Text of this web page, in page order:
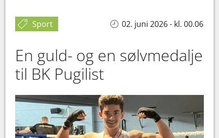
Sport 02. juni 2026 - kl. 00.06
En guld- og en sølvmedalje
til BK Pugilist